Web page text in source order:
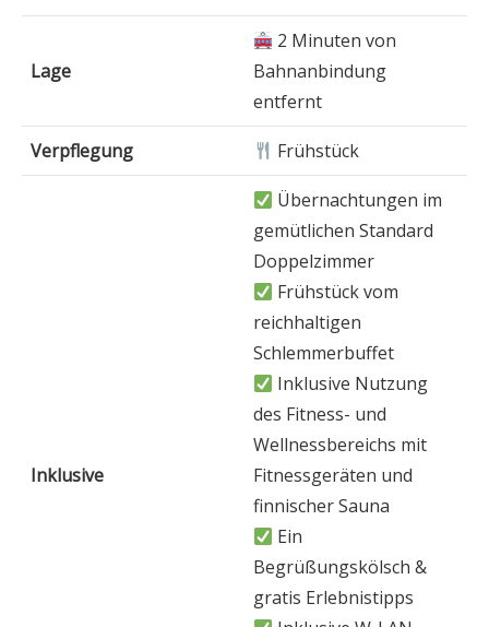
Lage
2 Minuten von
Bahnanbindung
entfernt
Verpflegung Frühstück
Inklusive
Übernachtungen im
gemütlichen Standard
Doppelzimmer
Frühstück vom
reichhaltigen
Schlemmerbuffet
Inklusive Nutzung
des Fitness- und
Wellnessbereichs mit
Fitnessgeräten und
finnischer Sauna
Ein
Begrüßungskölsch &
gratis Erlebnistipps